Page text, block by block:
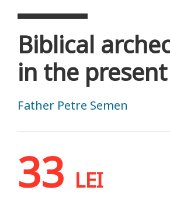
Biblical
in the present
Father Petre Semen
33 LEI